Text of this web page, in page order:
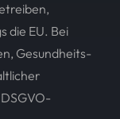
die EU. Bei
Gesundheits-